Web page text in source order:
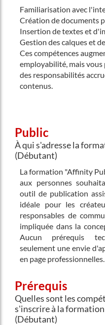
Familiarisation avec
Création de documents
Insertion de textes et
Gestion des calques et
Ces compétences
employabilité, mais vous
des responsabilités
contenus.
Public
À qui s'adresse la
(Débutant)
La formation "Affinity
aux personnes
outil de publication
idéale pour les
responsables de
impliquée dans la
Aucun prérequis
seulement une envie
en page professionnelles.
Prérequis
Quelles sont les
s'inscrire à la
(Débutant)